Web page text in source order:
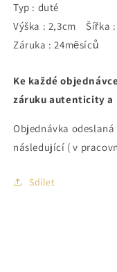
Typ : duté
Výška : 2,3cm Šířka :
Záruka : 24měsíců
Ke každé
záruku autenticity
Objednávka odeslaná
následující ( v
Sdílet